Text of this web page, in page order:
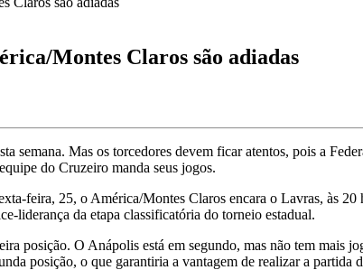
Montes Claros são adiadas
Mas os torcedores devem ficar atentos, pois a
do Cruzeiro manda seus jogos.
feira, 25, o América/Montes Claros encara o Lavras, às 20
liderança da etapa classificatória do torneio estadual.
posição. O Anápolis está em segundo, mas não tem mais
posição, o que garantiria a vantagem de realizar a partida